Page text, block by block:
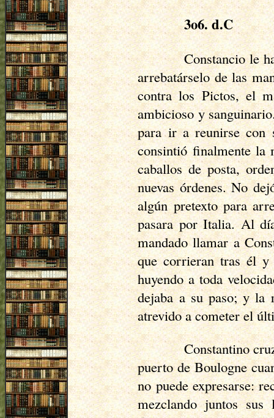
3o6.d.C
Constancio le
arrebatárselo de las
contra los Pictos, el
ambicioso y
para ir a reunirse con
consintió finalmente la
caballos de posta,
nuevas órdenes. No
algún pretexto para
pasara por Italia. Al
mandado llamar a
que corrieran tras él y
huyendo a toda
dejaba a su paso; y la
atrevido a cometer el
Constantino
puerto de Boulogne
no puede expresarse:
mezclando juntos